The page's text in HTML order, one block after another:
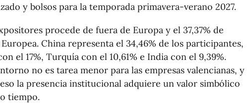
y bolsos para la temporada primavera-verano 2027.
procede de fuera de Europa y el 37,37% de
China representa el 34,46% de los participantes,
el 17%, Turquía con el 10,61% e India con el 9,39%.
no es tarea menor para las empresas valencianas, y
la presencia institucional adquiere un valor simbólico
tiempo.